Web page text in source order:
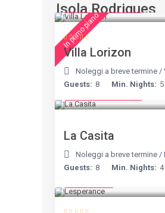
Isola Rodrigues
from € 156 /night
In primo piano
Villa Lorizon
Noleggi a breve termine/
Guests: 8 Min. Nights: 5
La Casita
Noleggi a breve termine/
Guests: 8 Min. Nights: 4